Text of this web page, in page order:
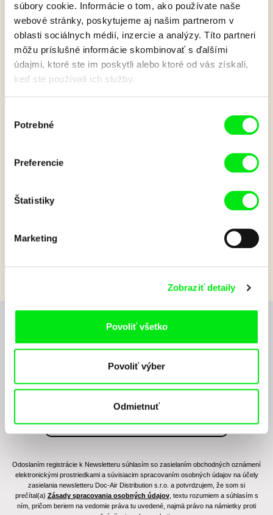
súbory cookie. Informácie o tom, ako používate naše
webové stránky, poskytujeme aj našim partnerom v
oblasti sociálnych médií, inzercie a analýzy. Títo partneri
môžu príslušné informácie skombinovať s ďalšími
údajmi, ktoré ste im poskytli alebo ktoré od vás získali,
keď ste používali ich služby.
súhlasu
Potrebné
Preferencie
Štatistiky
Marketing
Zobraziť detaily
Povoliť všetko
Povoliť výber
Odmietnuť
Hľadanie stratených
svetov (Dobrodružtvo s
delovou guľou)
Delostrelecká guľa uložená v zbierkach múzea na Červenom
kameni je svedectvom o hrdinstve uhorských husárov za
legendárny historik Pavel Dvořák odhaľuje skryté zákutia
slovenskej histórie.
Chcete byť pravidelne informovaní o novinkách v
junior programe?
Odoslaním registrácie k Newsletteru súhlasím so zasielaním obchodných oznámení
elektronickými prostriedkami a súvisiacim spracovaním osobných údajov na účely
zasielania newsletteru Doc-Air Distribution s.r.o. a potvrdzujem, že som si
prečítal(a) Zásady spracovania osobných údajov, textu rozumiem a súhlasím s
ním, pričom beriem na vedomie práva tu uvedené, najmä právo na námietky proti